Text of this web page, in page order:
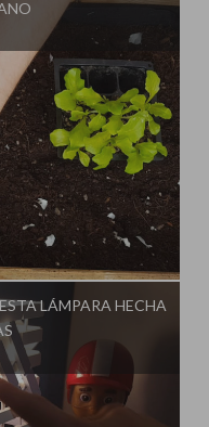
a Paso
LÁMPARA HECHA